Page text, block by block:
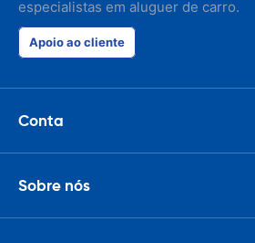
especialistas em aluguer de carro.
Apoio ao cliente
Conta
Sobre nós